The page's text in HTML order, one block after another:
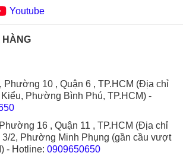
Youtube
HÀNG
Phường 10 , Quận 6 , TP.HCM (Địa chỉ
Phường Bình Phú, TP.HCM) -
16 , Quận 11 , TP.HCM (Địa chỉ
2, Phường Minh Phụng (gần cầu vượt
- Hotline: 0909650650